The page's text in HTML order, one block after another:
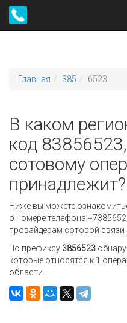
Главная 385 6523
В каком
код
сотовому
принадлежит?
Ниже вы можете
о номере телефона
провайдерам сотовой связи
По префиксу 3856523
которые относятся к 1
области.